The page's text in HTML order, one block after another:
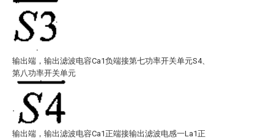
输出端，输出滤波电容Ca1负端接第七功率开关单元S4、
第八功率开关单元
输出端，输出滤波电容Ca1正端接输出滤波电感一La1正